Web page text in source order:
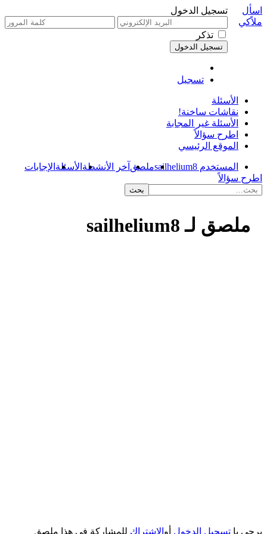
تسجيل الدخول
تذكر
تسجيل
اسأل
ملاًكي
الأسئلة
نقاشات ساخنة!
الأسئلة غير المجابة
اطرح سؤالاً
الموقع الرئيسي
المستخدم sailhelium8 ملصق آخر الأنشطة الأسئلة الإجابات
اطرح سؤالاً
ملصق لـ sailhelium8
يرجى يا تسجيل الدخول أو الاشتراك للمشاركة في هذا ملصق